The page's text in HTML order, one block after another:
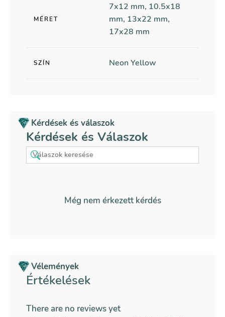
MÉRET
7x12 mm, 10.5x18
mm, 13x22 mm,
17x28 mm
SZÍN Neon Yellow
Kérdések és válaszok
Kérdések és Válaszok
Még nem érkezett kérdés
Vélemények
Értékelések
There are no reviews yet